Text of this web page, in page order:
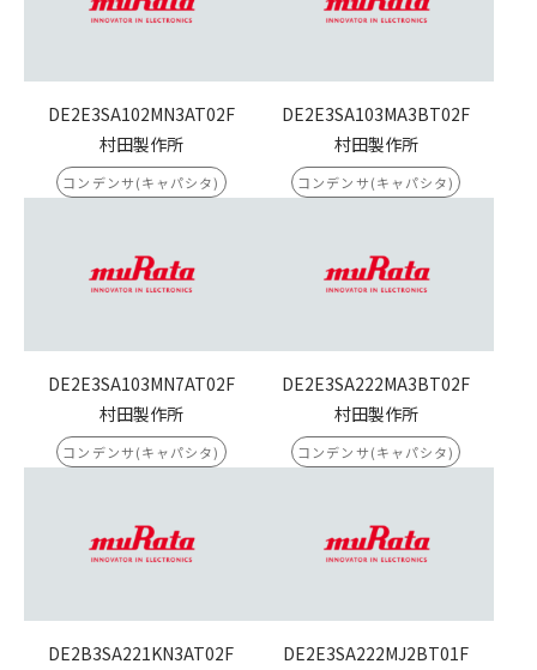
DE2E3SA102MN3AT02F
村田製作所
コンデンサ(キャパシタ)
DE2E3SA103MA3BT02F
村田製作所
コンデンサ(キャパシタ)
DE2E3SA103MN7AT02F
村田製作所
コンデンサ(キャパシタ)
DE2E3SA222MA3BT02F
村田製作所
コンデンサ(キャパシタ)
DE2B3SA221KN3AT02F
DE2E3SA222MJ2BT01F